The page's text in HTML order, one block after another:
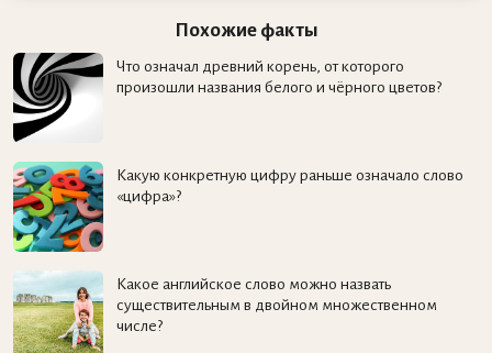
Похожие факты
Что означал древний корень, от которого
произошли названия белого и чёрного цветов?
Какую конкретную цифру раньше означало слово
«цифра»?
Какое английское слово можно назвать
существительным в двойном множественном
числе?